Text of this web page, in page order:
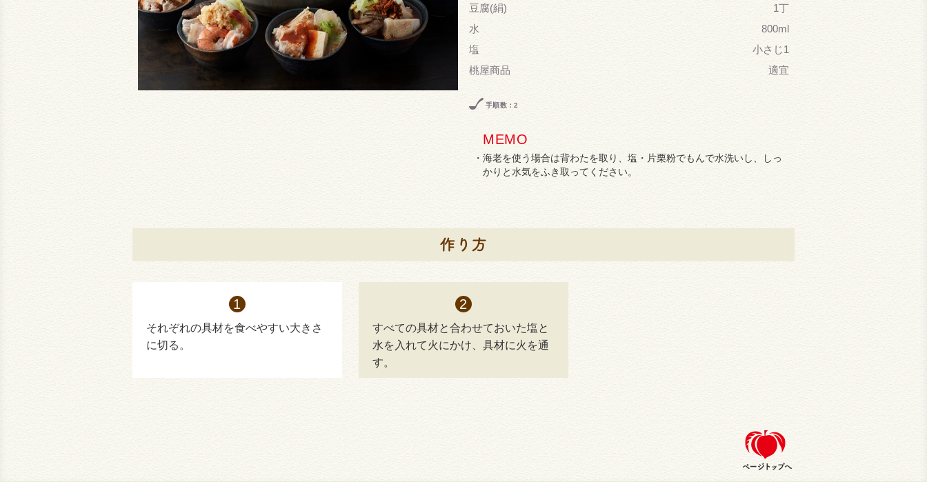
豆腐(絹)
1丁
水
800ml
塩
小さじ1
桃屋商品
適宜
手順数：2
MEMO
海老を使う場合は背わたを取り、塩・片栗粉でもんで水洗いし、しっ
かりと水気をふき取ってください。
それぞれの具材を食べやすい大きさ
に切る。
すべての具材と合わせておいた塩と
水を入れて火にかけ、具材に火を通
す。